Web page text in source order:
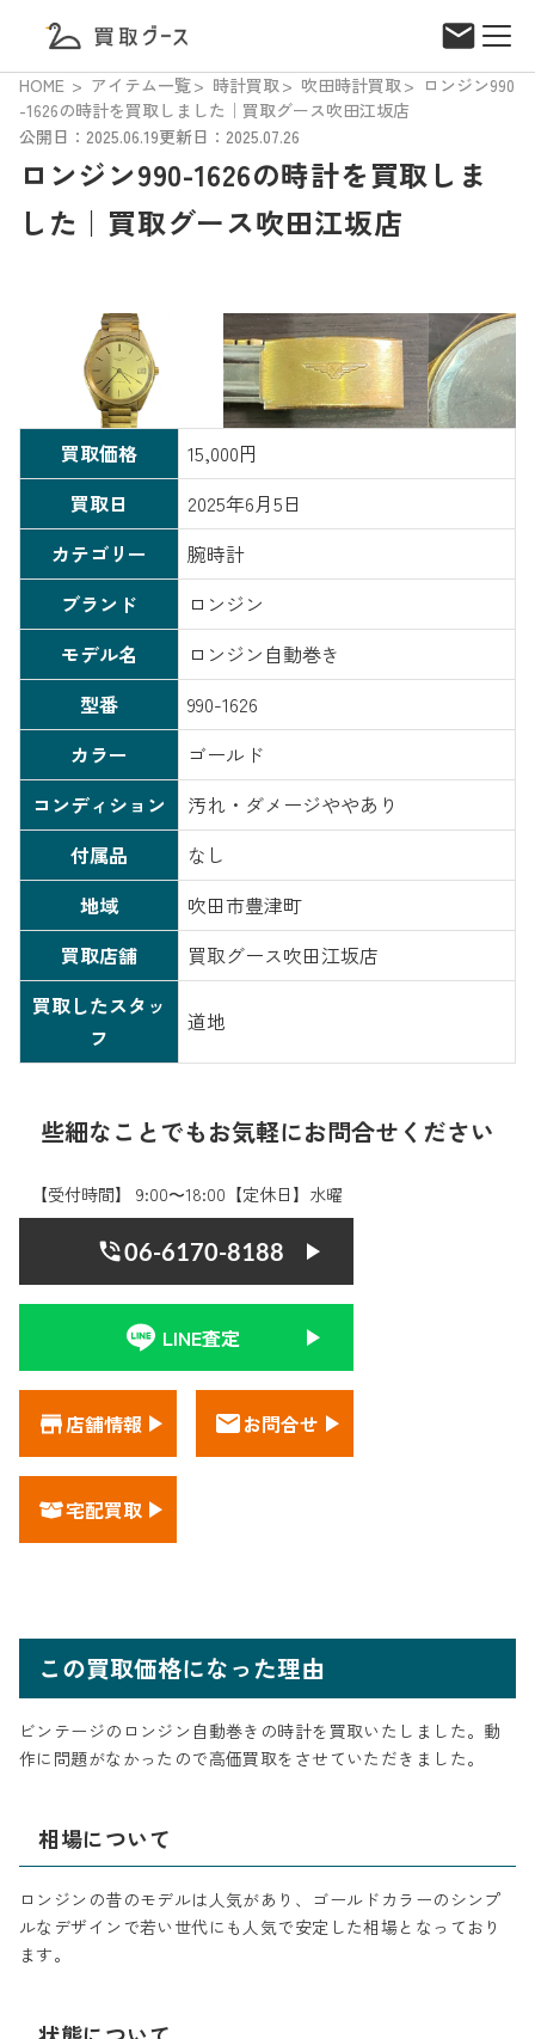
HOME アイテム一覧 時計買取 吹田時計買取
ロンジン990
-1626の時計を買取しました｜買取グース吹田江坂店
公開日：2025.06.19更新日：2025.07.26
ロンジン990-1626の時計を買取しま
した｜買取グース吹田江坂店
買取価格
15,000円
買取日
2025年6月5日
カテゴリー
腕時計
ブランド
ロンジン
モデル名
ロンジン自動巻き
型番
990-1626
カラー
ゴールド
コンディション
汚れ・ダメージややあり
付属品
なし
地域
吹田市豊津町
買取店舗
買取グース吹田江坂店
買取したスタッ
フ
道地
些細なことでもお気軽にお問合せください
【受付時間】 9:00〜18:00【定休日】水曜
06-6170-8188
LINE査定
店舗情報 お問合せ
宅配買取
この買取価格になった理由
ビンテージのロンジン自動巻きの時計を買取いたしました。動
作に問題がなかったので高価買取をさせていただきました。
相場について
ロンジンの昔のモデルは人気があり、ゴールドカラーのシンプ
ルなデザインで若い世代にも人気で安定した相場となっており
ます。